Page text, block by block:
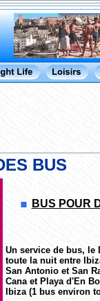
BUS
BUS POUR
Un service de bus, le
toute la nuit entre
San Antonio et San
Cana et Playa d'En
Ibiza (1 bus environ